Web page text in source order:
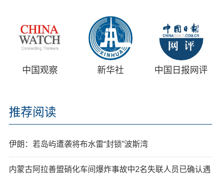
中国观察 新华社 中国日报网评
推荐阅读
伊朗：若岛屿遭袭将布水雷“封锁”波斯湾
内蒙古阿拉善盟硝化车间爆炸事故中2名失联人员已确认遇